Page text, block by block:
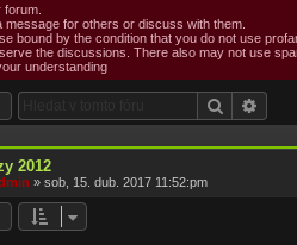
message for others or discuss with them.
bound by the condition that you do not use
the discussions. There also may not use
understanding
Hledat
2012
» sob, 15. dub. 2017 11:52:pm